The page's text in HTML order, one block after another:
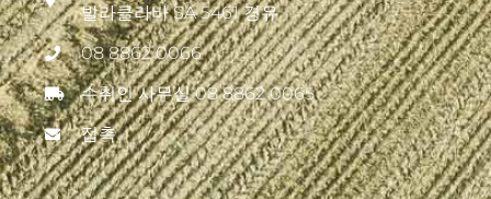
발라클라바 SA 5461 경유
08 8862 0066
수취인 사무실 08 8862 0065
접촉